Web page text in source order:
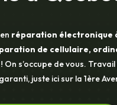
réparation électronique
de cellulaire,
On s’occupe de vous.
juste ici sur la 1ère